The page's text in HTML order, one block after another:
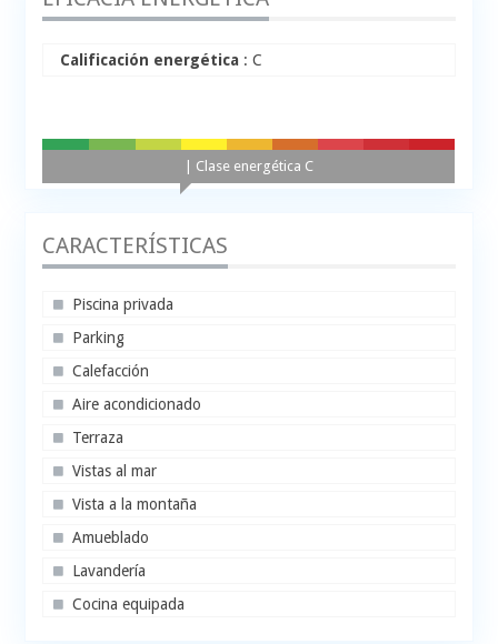
Calificación energética : C
A+ A B
| Clase energética C
C D E F G H
CARACTERÍSTICAS
Piscina privada
Parking
Calefacción
Aire acondicionado
Terraza
Vistas al mar
Vista a la montaña
Amueblado
Lavandería
Cocina equipada